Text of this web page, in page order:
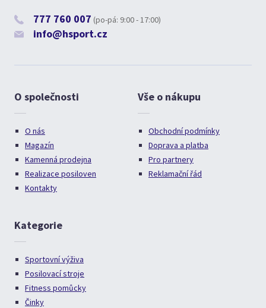
777 760 007 (po-pá: 9:00 - 17:00)
info@hsport.cz
O společnosti
O nás
Magazín
Kamenná prodejna
Realizace posiloven
Kontakty
Vše o nákupu
Obchodní podmínky
Doprava a platba
Pro partnery
Reklamační řád
Kategorie
Sportovní výživa
Posilovací stroje
Fitness pomůcky
Činky